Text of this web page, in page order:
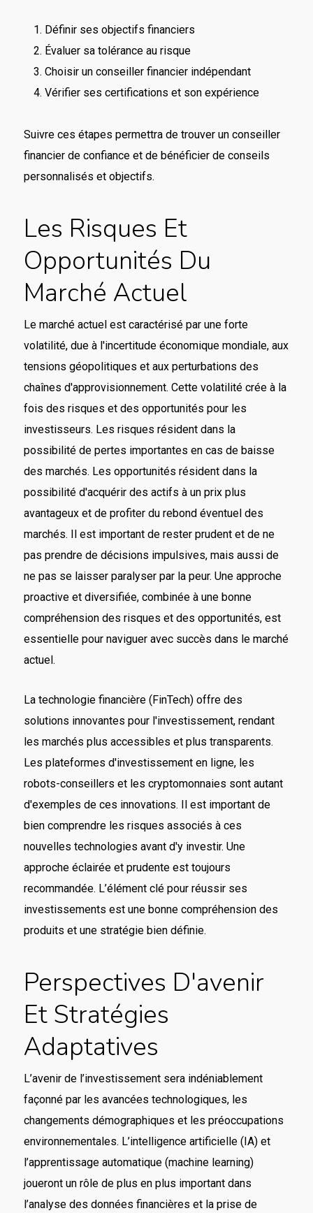
Définir ses objectifs financiers
Évaluer sa tolérance au risque
Choisir un conseiller financier indépendant
Vérifier ses certifications et son expérience
Suivre ces étapes permettra de trouver un conseiller
financier de confiance et de bénéficier de conseils
personnalisés et objectifs.
Les Risques Et
Opportunités Du
Marché Actuel
Le marché actuel est caractérisé par une forte
volatilité, due à l'incertitude économique mondiale, aux
tensions géopolitiques et aux perturbations des
chaînes d'approvisionnement. Cette volatilité crée à la
fois des risques et des opportunités pour les
investisseurs. Les risques résident dans la
possibilité de pertes importantes en cas de baisse
des marchés. Les opportunités résident dans la
possibilité d'acquérir des actifs à un prix plus
avantageux et de profiter du rebond éventuel des
marchés. Il est important de rester prudent et de ne
pas prendre de décisions impulsives, mais aussi de
ne pas se laisser paralyser par la peur. Une approche
proactive et diversifiée, combinée à une bonne
compréhension des risques et des opportunités, est
essentielle pour naviguer avec succès dans le marché
actuel.
La technologie financière (FinTech) offre des
solutions innovantes pour l'investissement, rendant
les marchés plus accessibles et plus transparents.
Les plateformes d'investissement en ligne, les
robots-conseillers et les cryptomonnaies sont autant
d'exemples de ces innovations. Il est important de
bien comprendre les risques associés à ces
nouvelles technologies avant d'y investir. Une
approche éclairée et prudente est toujours
recommandée. L’élément clé pour réussir ses
investissements est une bonne compréhension des
produits et une stratégie bien définie.
Perspectives D'avenir
Et Stratégies
Adaptatives
L’avenir de l’investissement sera indéniablement
façonné par les avancées technologiques, les
changements démographiques et les préoccupations
environnementales. L’intelligence artificielle (IA) et
l’apprentissage automatique (machine learning)
joueront un rôle de plus en plus important dans
l’analyse des données financières et la prise de